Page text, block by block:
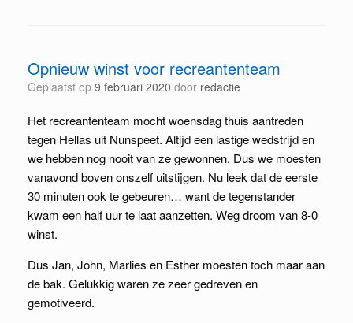
Opnieuw winst voor recreantenteam
Geplaatst op 9 februari 2020 door redactie
Het recreantenteam mocht woensdag thuis aantreden
tegen Hellas uit Nunspeet. Altijd een lastige wedstrijd en
we hebben nog nooit van ze gewonnen. Dus we moesten
vanavond boven onszelf uitstijgen. Nu leek dat de eerste
30 minuten ook te gebeuren… want de tegenstander
kwam een half uur te laat aanzetten. Weg droom van 8-0
winst.
Dus Jan, John, Marlies en Esther moesten toch maar aan
de bak. Gelukkig waren ze zeer gedreven en
gemotiveerd.